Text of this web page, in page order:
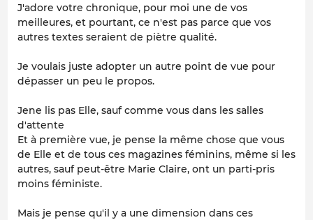
J'adore votre chronique, pour moi une de vos
meilleures, et pourtant, ce n'est pas parce que vos
autres textes seraient de piètre qualité.
Je voulais juste adopter un autre point de vue pour
dépasser un peu le propos.
Jene lis pas Elle, sauf comme vous dans les salles
d'attente
Et à première vue, je pense la même chose que vous
de Elle et de tous ces magazines féminins, même si les
autres, sauf peut-être Marie Claire, ont un parti-pris
moins féministe.
Mais je pense qu'il y a une dimension dans ces